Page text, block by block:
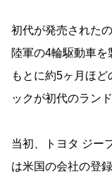
初代が発売された
陸軍の4輪駆動車
もとに約5ヶ月ほ
ックが初代のラン
当初、トヨタ ジー
は米国の会社の登